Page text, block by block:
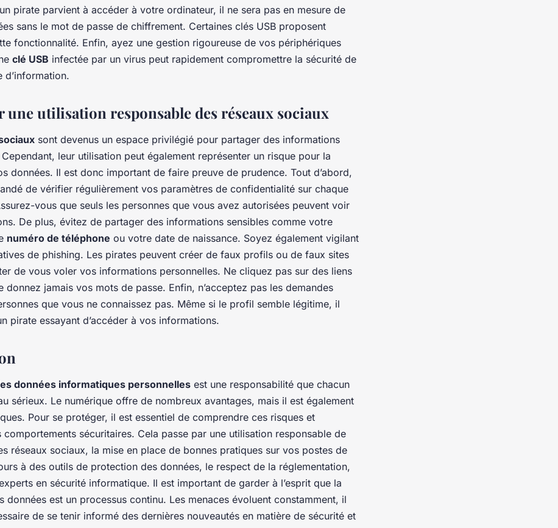
pirate parvient à accéder à votre ordinateur, il ne sera pas en mesure de
sans le mot de passe de chiffrement. Certaines clés USB proposent
fonctionnalité. Enfin, ayez une gestion rigoureuse de vos périphériques
clé USB infectée par un virus peut rapidement compromettre la sécurité de
d’information.
une utilisation responsable des réseaux sociaux
sont devenus un espace privilégié pour partager des informations
leur utilisation peut également représenter un risque pour la
données. Il est donc important de faire preuve de prudence. Tout d’abord,
de vérifier régulièrement vos paramètres de confidentialité sur chaque
vous que seuls les personnes que vous avez autorisées peuvent voir
De plus, évitez de partager des informations sensibles comme votre
numéro de téléphone ou votre date de naissance. Soyez également vigilant
de phishing. Les pirates peuvent créer de faux profils ou de faux sites
de vous voler vos informations personnelles. Ne cliquez pas sur des liens
donnez jamais vos mots de passe. Enfin, n’acceptez pas les demandes
que vous ne connaissez pas. Même si le profil semble légitime, il
pirate essayant d’accéder à vos informations.
données informatiques personnelles est une responsabilité que chacun
sérieux. Le numérique offre de nombreux avantages, mais il est également
Pour se protéger, il est essentiel de comprendre ces risques et
comportements sécuritaires. Cela passe par une utilisation responsable de
réseaux sociaux, la mise en place de bonnes pratiques sur vos postes de
à des outils de protection des données, le respect de la réglementation,
en sécurité informatique. Il est important de garder à l’esprit que la
données est un processus continu. Les menaces évoluent constamment, il
de se tenir informé des dernières nouveautés en matière de sécurité et